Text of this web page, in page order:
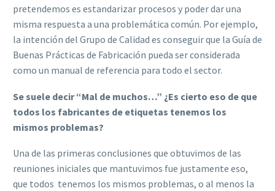
pretendemos es estandarizar procesos y poder dar una
misma respuesta a una problemática común. Por ejemplo,
la intención del Grupo de Calidad es conseguir que la Guía de
Buenas Prácticas de Fabricación pueda ser considerada
como un manual de referencia para todo el sector.
Se suele decir “Mal de muchos…” ¿Es cierto eso de que
todos los fabricantes de etiquetas tenemos los
mismos problemas?
Una de las primeras conclusiones que obtuvimos de las
reuniones iniciales que mantuvimos fue justamente eso,
que todos tenemos los mismos problemas, o al menos la